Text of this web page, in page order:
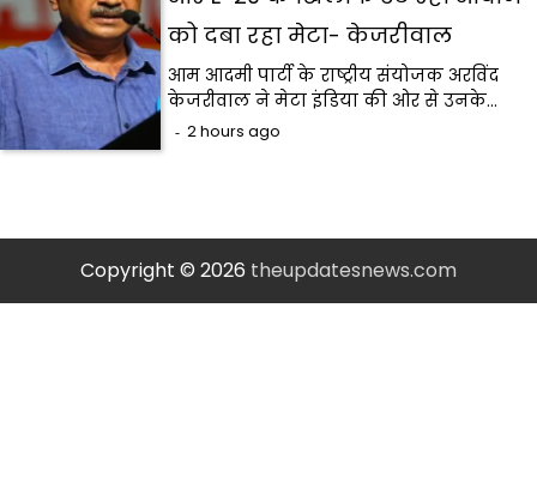
को दबा रहा मेटा- केजरीवाल
आम आदमी पार्टी के राष्ट्रीय संयोजक अरविंद
केजरीवाल ने मेटा इंडिया की ओर से उनके…
2 hours ago
Copyright © 2026 theupdatesnews.com